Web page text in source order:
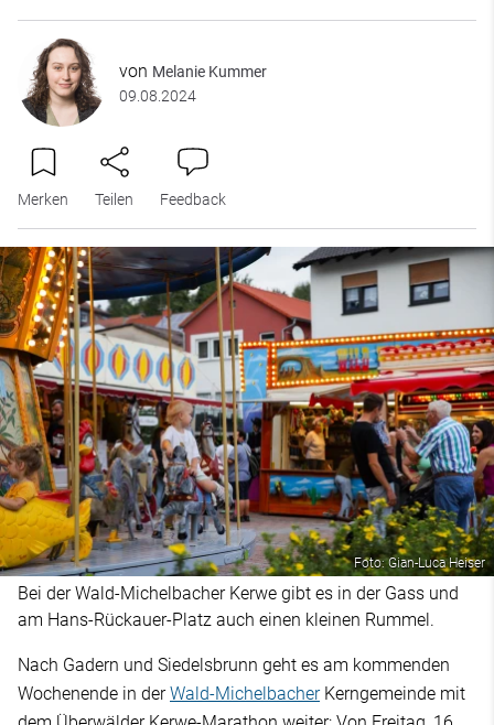
von Melanie Kummer
09.08.2024
Merken Teilen Feedback
Foto: Gian-Luca Heiser
Bei der Wald-Michelbacher Kerwe gibt es in der Gass und
am Hans-Rückauer-Platz auch einen kleinen Rummel.
Nach Gadern und Siedelsbrunn geht es am kommenden
Wochenende in derWald-MichelbacherKerngemeinde mit